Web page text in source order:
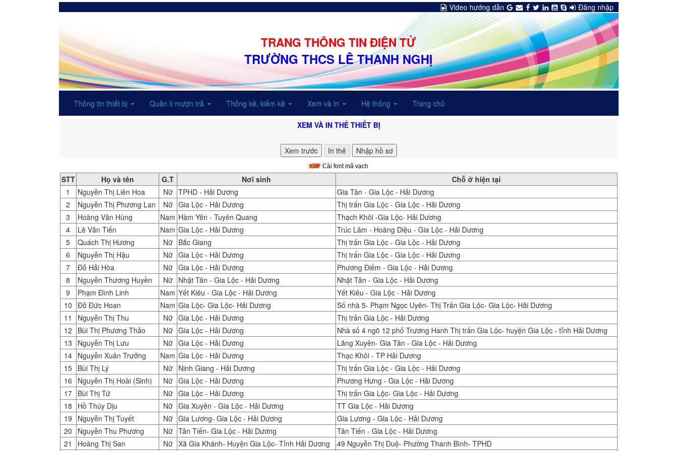
Video hướng dẫn Đăng nhập
TRANG THÔNG TIN ĐIỆN TỬ
TRƯỜNG THCS LÊ THANH NGHỊ
Thông tin thiết bị Quản lí mượn trả Thống kê, kiểm kê Xem và in Hệ thống Trang chủ
XEM VÀ IN THẺ THIẾT BỊ
Cài font mã vạch
STT Họ và tên G.T Nơi sinh
Chỗ ở hiện tại
1
Nguyễn Thị Liên Hoa Nữ TPHD - Hải Dương
Gia Tân - Gia Lộc - Hải Dương
2
Nguyễn Thị Phương Lan Nữ Gia Lộc - Hải Dương
Thị trấn Gia Lộc - Gia Lộc - Hải Dương
3
Hoàng Văn Hùng Nam Hàm Yên - Tuyên Quang
Thạch Khôi -Gia Lộc- Hải Dương
4
Lê Văn Tiến Nam Gia Lộc - Hải Dương
Trúc Lâm - Hoàng Diệu - Gia Lộc - Hải Dương
5
Quách Thị Hương Nữ Bắc Giang
Thị trấn Gia Lộc - Gia Lộc - Hải Dương
6
Nguyễn Thị Hậu Nữ Gia Lộc - Hải Dương
Thị trấn Gia Lộc - Gia Lộc - Hải Dương
7
Đỗ Hải Hòa Nữ Gia Lộc - Hải Dương
Phương Điếm - Gia Lộc - Hải Dương
8
Nguyễn Thương Huyền Nữ Nhật Tân - Gia Lộc - Hải Dương
Nhật Tân - Gia Lộc - Hải Dương
9
Phạm Đình Linh Nam Yết Kiêu - Gia Lộc - Hải Dương
Yết Kiêu - Gia Lộc - Hải Dương
10 Đỗ Đức Hoan Nam Gia Lộc- Gia Lộc- Hải Dương
Số nhà 5- Phạm Ngọc Uyên- Thị Trấn Gia Lộc- Gia Lộc- Hải Dương
11
Nguyễn Thị Thu Nữ Gia Lộc - Hải Dương
Thị trấn Gia Lộc - Hải Dương
12
Bùi Thị Phương Thảo Nữ Gia Lộc - Hải Dương
Nhà số 4 ngõ 12 phố Trương Hanh Thị trấn Gia Lộc- huyện Gia Lộc - tỉnh Hải Dương
13
Nguyễn Thị Lưu Nữ Gia Lộc - Hải Dương
Lãng Xuyên- Gia Tân - Gia Lộc - Hải Dương
14 Nguyễn Xuân Trưởng Nam Gia Lộc - Hải Dương
Thạc Khôi - TP Hải Dương
15 Bùi Thị Lý Nữ Ninh Giang - Hải Dương
Thị trấn Gia Lộc - Gia Lộc - Hải Dương
16
Nguyễn Thị Hoài (Sinh) Nữ Gia Lộc - Hải Dương
Phương Hưng - Gia Lộc - Hải Dương
17 Bùi Thị Tứ Nữ Gia Lộc - Hải Dương
Thị trấn Gia Lộc- Gia Lộc - Hải Dương
18
Hồ Thúy Dịu Nữ Gia Xuyên - Gia Lộc - Hải Dương
TT Gia Lộc - Hải Dương
19
Nguyễn Thị Tuyết Nữ Gia Lương- Gia Lộc - Hải Dương
Gia Lương - Gia Lộc - Hải Dương
20
Nguyễn Thu Phương Nữ Tân Tiến- Gia Lộc - Hải Dương
Tân Tiến - Gia Lộc - Hải Dương
21
Hoàng Thị San Nữ Xã Gia Khánh- Huyện Gia Lộc- Tỉnh Hải Dương 49 Nguyễn Thị Duệ- Phường Thanh Bình- TPHD